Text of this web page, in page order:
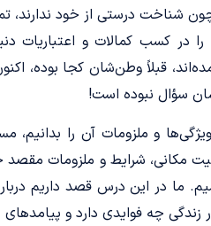
چون شناخت درستی از خود
کسب کمالات و اعتباریات
قبلاً وطن‌شان کجا بوده،
سؤال نبوده است!
و ملزومات آن را
مکانی، شرایط و ملزومات مقصد
ما در این درس قصد داریم
زندگی چه فوایدی دارد و